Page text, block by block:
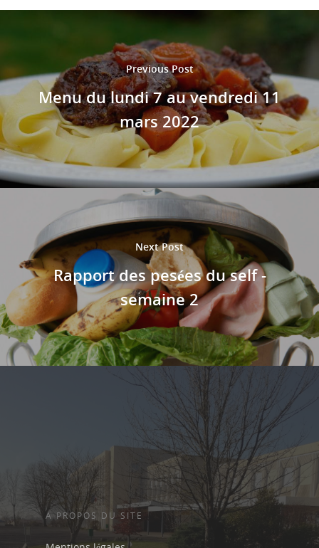
Previous Post
Menu du lundi 7 au vendredi 11
mars 2022
Next Post
Rapport des pesées du self -
semaine 2
A PROPOS DU SITE